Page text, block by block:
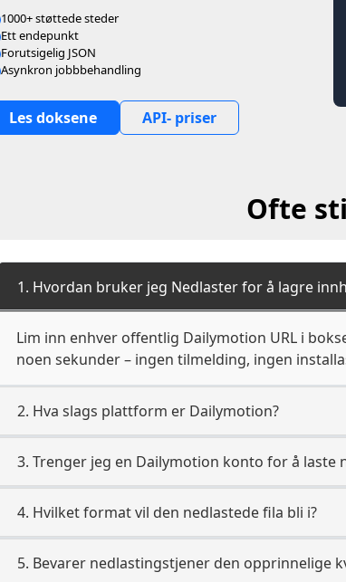
1000+ støttede steder
Ett endepunkt
Forutsigelig JSON
Asynkron jobbbehandling
Les doksene API- priser
Ofte
1. Hvordan bruker jeg Nedlaster for å lagre
Lim inn enhver offentlig Dailymotion URL i
noen sekunder – ingen tilmelding, ingen
2. Hva slags plattform er Dailymotion?
3. Trenger jeg en Dailymotion konto for å laste
4. Hvilket format vil den nedlastede fila bli i?
5. Bevarer nedlastingstjener den opprinnelige